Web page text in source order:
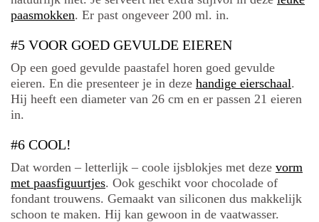
paasmokken. Er past ongeveer 200 ml. in.
#5 VOOR GOED GEVULDE EIEREN
Op een goed gevulde paastafel horen goed gevulde
eieren. En die presenteer je in deze handige eierschaal.
Hij heeft een diameter van 26 cm en er passen 21 eieren
in.
#6 COOL!
Dat worden – letterlijk – coole ijsblokjes met deze vorm
met paasfiguurtjes. Ook geschikt voor chocolade of
fondant trouwens. Gemaakt van siliconen dus makkelijk
schoon te maken. Hij kan gewoon in de vaatwasser.